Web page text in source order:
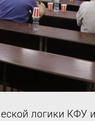
логики КФУ